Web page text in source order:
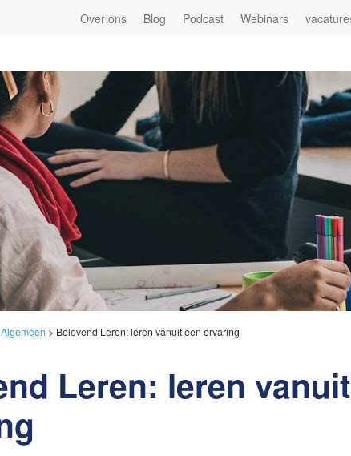
Over ons Blog Podcast Webinars
Algemeen > Belevend Leren: leren vanuit een ervaring
Leren: leren